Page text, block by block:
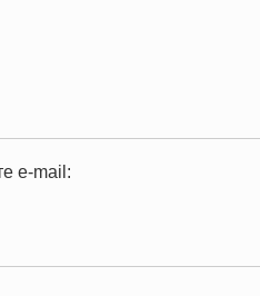
e-mail: